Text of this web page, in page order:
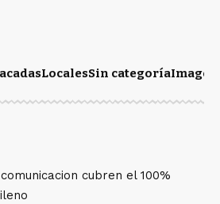
LocalesSin categoríaImagen
cubren el 100%